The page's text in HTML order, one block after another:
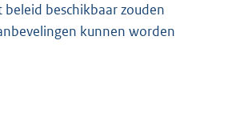
beschikbaar zouden
kunnen worden